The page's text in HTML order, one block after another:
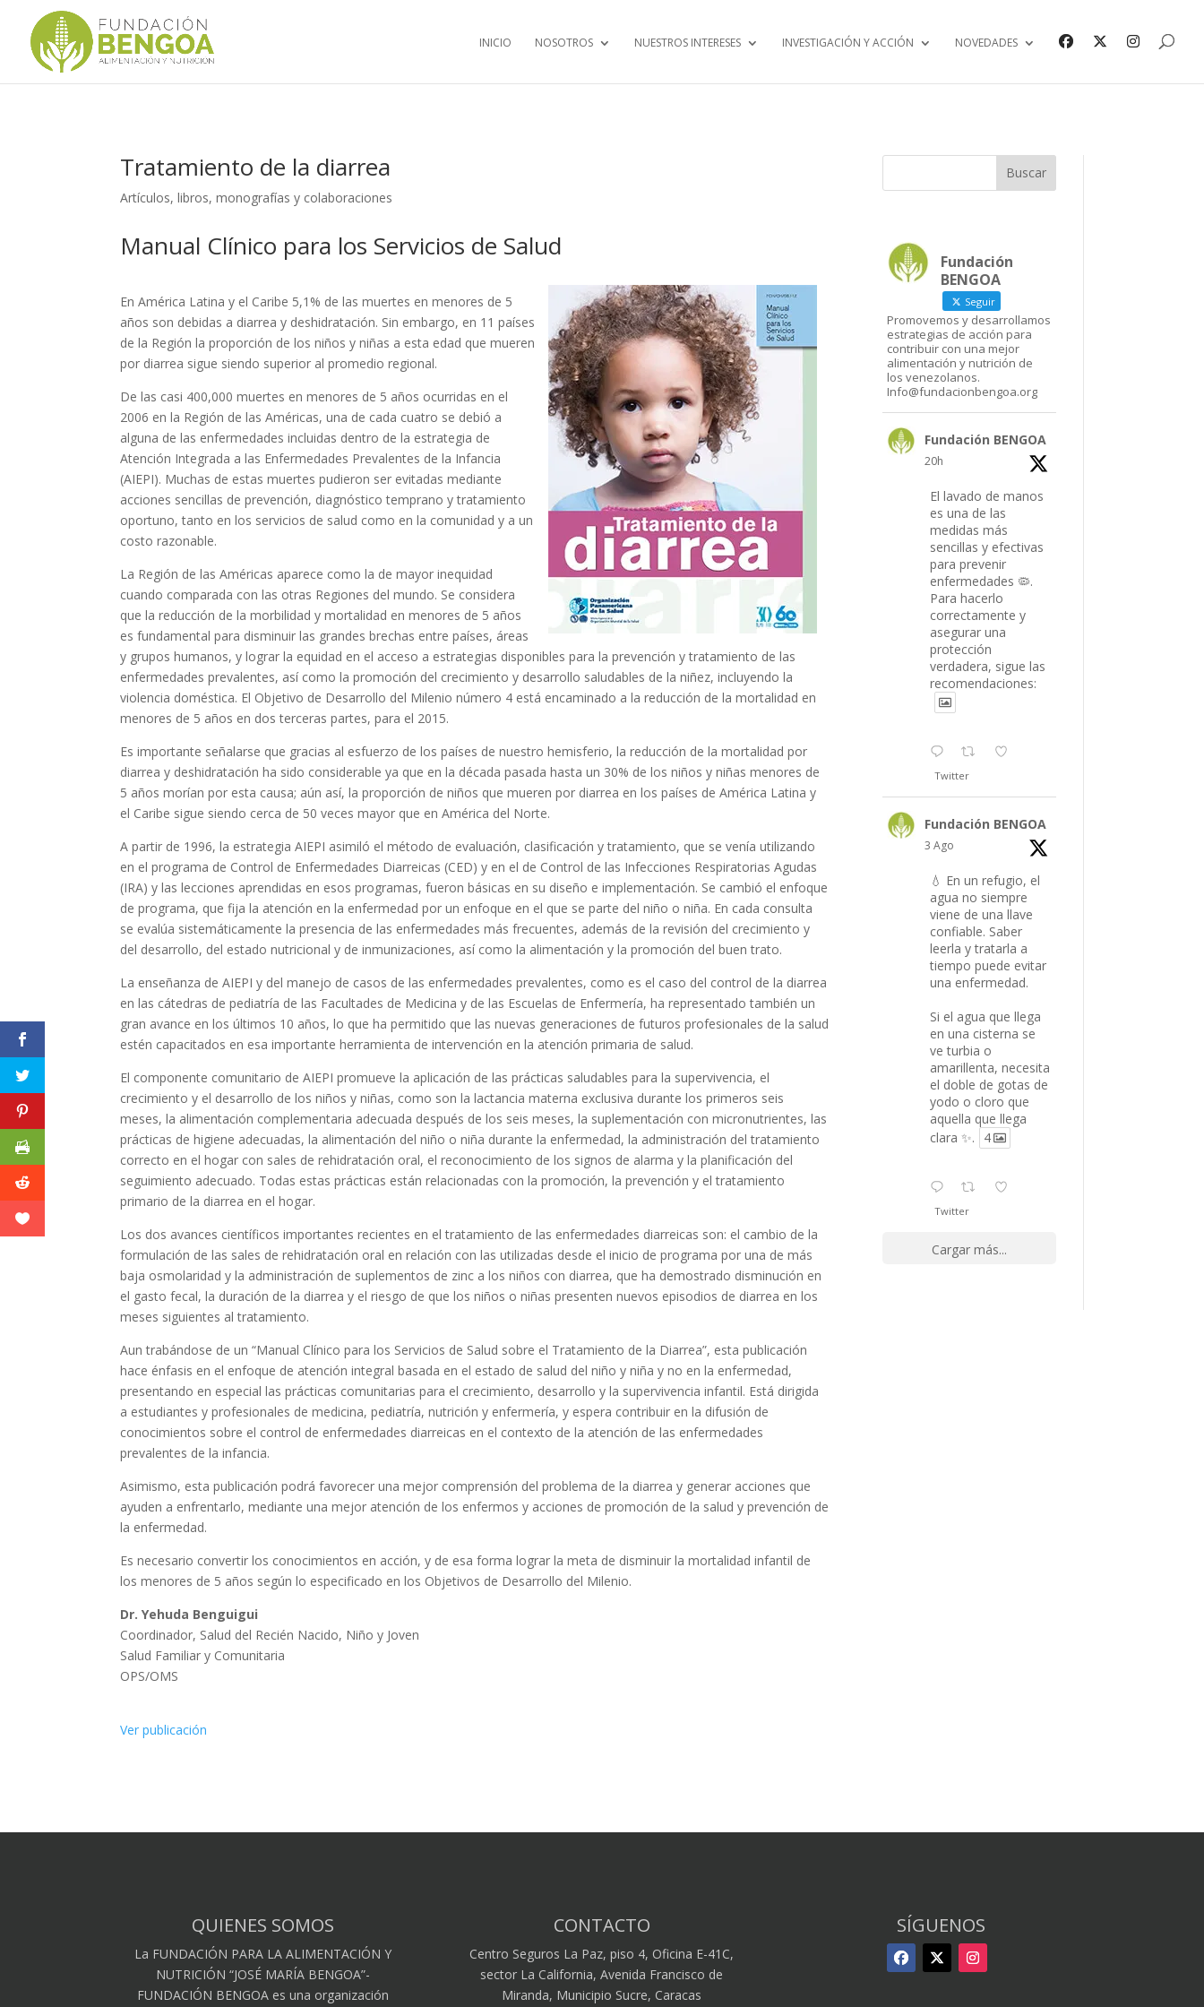
INICIO NOSOTROS NUESTROS INTERESES INVESTIGACIÓN Y ACCIÓN NOVEDADES
Tratamiento de la diarrea
Artículos, libros, monografías y colaboraciones
Manual Clínico para los Servicios de Salud
En América Latina y el Caribe 5,1% de las muertes en menores de 5
años son debidas a diarrea y deshidratación. Sin embargo, en 11 países
de la Región la proporción de los niños y niñas a esta edad que mueren
por diarrea sigue siendo superior al promedio regional.
De las casi 400,000 muertes en menores de 5 años ocurridas en el
2006 en la Región de las Américas, una de cada cuatro se debió a
alguna de las enfermedades incluidas dentro de la estrategia de
Atención Integrada a las Enfermedades Prevalentes de la Infancia
(AIEPI). Muchas de estas muertes pudieron ser evitadas mediante
acciones sencillas de prevención, diagnóstico temprano y tratamiento
oportuno, tanto en los servicios de salud como en la comunidad y a un
costo razonable.
La Región de las Américas aparece como la de mayor inequidad
cuando comparada con las otras Regiones del mundo. Se considera
que la reducción de la morbilidad y mortalidad en menores de 5 años
es fundamental para disminuir las grandes brechas entre países, áreas
y grupos humanos, y lograr la equidad en el acceso a estrategias disponibles para la prevención y tratamiento de las
enfermedades prevalentes, así como la promoción del crecimiento y desarrollo saludables de la niñez, incluyendo la
violencia doméstica. El Objetivo de Desarrollo del Milenio número 4 está encaminado a la reducción de la mortalidad en
menores de 5 años en dos terceras partes, para el 2015.
Es importante señalarse que gracias al esfuerzo de los países de nuestro hemisferio, la reducción de la mortalidad por
diarrea y deshidratación ha sido considerable ya que en la década pasada hasta un 30% de los niños y niñas menores de
5 años morían por esta causa; aún así, la proporción de niños que mueren por diarrea en los países de América Latina y
el Caribe sigue siendo cerca de 50 veces mayor que en América del Norte.
A partir de 1996, la estrategia AIEPI asimiló el método de evaluación, clasificación y tratamiento, que se venía utilizando
en el programa de Control de Enfermedades Diarreicas (CED) y en el de Control de las Infecciones Respiratorias Agudas
(IRA) y las lecciones aprendidas en esos programas, fueron básicas en su diseño e implementación. Se cambió el enfoque
de programa, que fija la atención en la enfermedad por un enfoque en el que se parte del niño o niña. En cada consulta
se evalúa sistemáticamente la presencia de las enfermedades más frecuentes, además de la revisión del crecimiento y
del desarrollo, del estado nutricional y de inmunizaciones, así como la alimentación y la promoción del buen trato.
La enseñanza de AIEPI y del manejo de casos de las enfermedades prevalentes, como es el caso del control de la diarrea
en las cátedras de pediatría de las Facultades de Medicina y de las Escuelas de Enfermería, ha representado también un
gran avance en los últimos 10 años, lo que ha permitido que las nuevas generaciones de futuros profesionales de la salud
estén capacitados en esa importante herramienta de intervención en la atención primaria de salud.
El componente comunitario de AIEPI promueve la aplicación de las prácticas saludables para la supervivencia, el
crecimiento y el desarrollo de los niños y niñas, como son la lactancia materna exclusiva durante los primeros seis
meses, la alimentación complementaria adecuada después de los seis meses, la suplementación con micronutrientes, las
prácticas de higiene adecuadas, la alimentación del niño o niña durante la enfermedad, la administración del tratamiento
correcto en el hogar con sales de rehidratación oral, el reconocimiento de los signos de alarma y la planificación del
seguimiento adecuado. Todas estas prácticas están relacionadas con la promoción, la prevención y el tratamiento
primario de la diarrea en el hogar.
Los dos avances científicos importantes recientes en el tratamiento de las enfermedades diarreicas son: el cambio de la
formulación de las sales de rehidratación oral en relación con las utilizadas desde el inicio de programa por una de más
baja osmolaridad y la administración de suplementos de zinc a los niños con diarrea, que ha demostrado disminución en
el gasto fecal, la duración de la diarrea y el riesgo de que los niños o niñas presenten nuevos episodios de diarrea en los
meses siguientes al tratamiento.
Aun trabándose de un “Manual Clínico para los Servicios de Salud sobre el Tratamiento de la Diarrea”, esta publicación
hace énfasis en el enfoque de atención integral basada en el estado de salud del niño y niña y no en la enfermedad,
presentando en especial las prácticas comunitarias para el crecimiento, desarrollo y la supervivencia infantil. Está dirigida
a estudiantes y profesionales de medicina, pediatría, nutrición y enfermería, y espera contribuir en la difusión de
conocimientos sobre el control de enfermedades diarreicas en el contexto de la atención de las enfermedades
prevalentes de la infancia.
Asimismo, esta publicación podrá favorecer una mejor comprensión del problema de la diarrea y generar acciones que
ayuden a enfrentarlo, mediante una mejor atención de los enfermos y acciones de promoción de la salud y prevención de
la enfermedad.
Es necesario convertir los conocimientos en acción, y de esa forma lograr la meta de disminuir la mortalidad infantil de
los menores de 5 años según lo especificado en los Objetivos de Desarrollo del Milenio.
Dr. Yehuda Benguigui
Coordinador, Salud del Recién Nacido, Niño y Joven
Salud Familiar y Comunitaria
OPS/OMS
Ver publicación
Fundación
BENGOA
Seguir
Promovemos y desarrollamos
estrategias de acción para
contribuir con una mejor
alimentación y nutrición de
los venezolanos.
Info@fundacionbengoa.org
Fundación BENGOA
20h
El lavado de manos
es una de las
medidas más
sencillas y efectivas
para prevenir
enfermedades 🦠.
Para hacerlo
correctamente y
asegurar una
protección
verdadera, sigue las
recomendaciones:
Twitter
Fundación BENGOA
3 Ago
💧 En un refugio, el
agua no siempre
viene de una llave
confiable. Saber
leerla y tratarla a
tiempo puede evitar
una enfermedad.
Si el agua que llega
en una cisterna se
ve turbia o
amarillenta, necesita
el doble de gotas de
yodo o cloro que
aquella que llega
clara ✨.
4
Twitter
Cargar más...
QUIENES SOMOS
La FUNDACIÓN PARA LA ALIMENTACIÓN Y
NUTRICIÓN “JOSÉ MARÍA BENGOA”-
FUNDACIÓN BENGOA es una organización
CONTACTO
Centro Seguros La Paz, piso 4, Oficina E-41C,
sector La California, Avenida Francisco de
Miranda, Municipio Sucre, Caracas
SÍGUENOS